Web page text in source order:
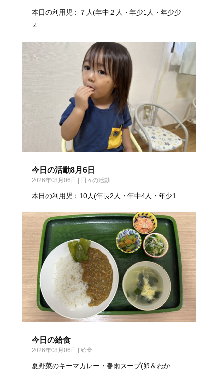
本日の利用児：７人(年中２人・年少1人・年少少
４...
今日の活動8月6日
2026年08月06日 日々の活動
本日の利用児：10人(年長2人・年中4人・年少1...
今日の給食
2026年08月06日 給食
夏野菜のキーマカレー・春雨スープ(卵＆わか